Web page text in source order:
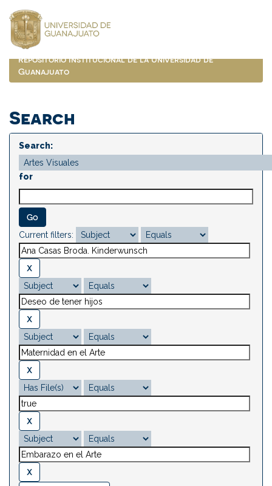
navigation
Repositorio Institucional de la Universidad de
Guanajuato
Search
Search:
for
Current filters: